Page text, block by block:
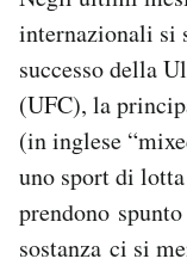
AREA
Newsletter
Notifiche
Regala il Post
Hai bisogno di
internazionali si
successo della
(UFC), la
(in inglese
uno sport di
prendono
sostanza ci si